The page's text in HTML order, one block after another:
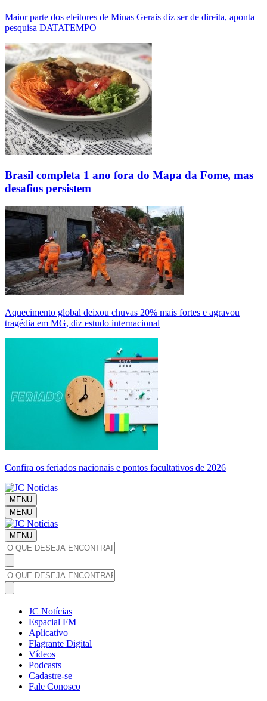
Maior parte dos eleitores de Minas Gerais diz ser de direita, aponta
pesquisa DATATEMPO
Brasil completa 1 ano fora do Mapa da Fome, mas
desafios persistem
Aquecimento global deixou chuvas 20% mais fortes e agravou
tragédia em MG, diz estudo internacional
Confira os feriados nacionais e pontos facultativos de 2026
MENU
MENU
MENU
JC Notícias
Espacial FM
Aplicativo
Flagrante Digital
Vídeos
Podcasts
Cadastre-se
Fale Conosco